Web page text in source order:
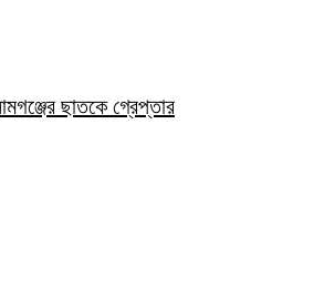
ছাতকে গ্রেপ্তার